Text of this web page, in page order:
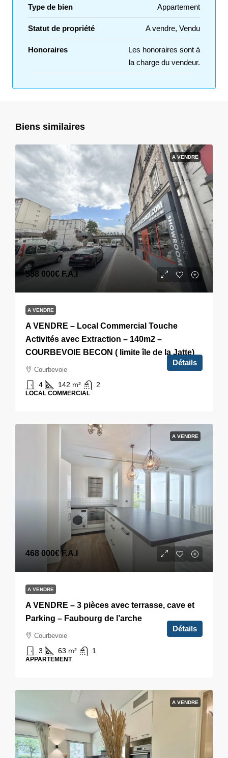
Type de bien Appartement
Statut de propriété A vendre, Vendu
Honoraires
Les honoraires sont à
la charge du vendeur.
Biens similaires
A VENDRE
588 000€ F.A.I
A VENDRE
A VENDRE – Local Commercial Touche
Activités avec Extraction – 140m2 –
COURBEVOIE BECON ( limite île de la Jatte)
Courbevoie
4 142 m² 2
LOCAL COMMERCIAL
Détails
A VENDRE
468 000€F.A.I
A VENDRE
A VENDRE – 3 pièces avec terrasse, cave et
Parking – Faubourg de l’arche
Courbevoie
3 63 m² 1
APPARTEMENT
Détails
A VENDRE